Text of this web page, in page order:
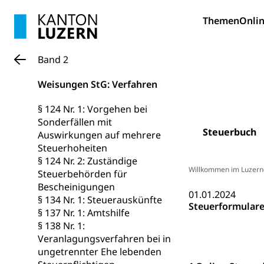
Themen
Steuerbuch
Band 2
Weisungen StG: Verfahren
§ 124 Nr. 1: Vorgehen bei
Sonderfällen mit
Auswirkungen auf mehrere
Steuerhoheiten
§ 124 Nr. 2: Zuständige
Steuerbehörden für
Bescheinigungen
§ 134 Nr. 1: Steuerauskünfte
§ 137 Nr. 1: Amtshilfe
§ 138 Nr. 1:
Veranlagungsverfahren bei in
ungetrennter Ehe lebenden
Willkommen im
01.01.2024
Umschulung,
Berufslehre
Studium,
Gymnasium,
und